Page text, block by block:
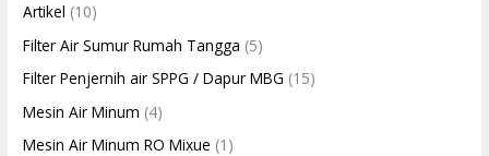
Artikel (10)
Filter Air Sumur Rumah Tangga (5)
Filter Penjernih air SPPG / Dapur MBG (15)
Mesin Air Minum (4)
Mesin Air Minum RO Mixue (1)